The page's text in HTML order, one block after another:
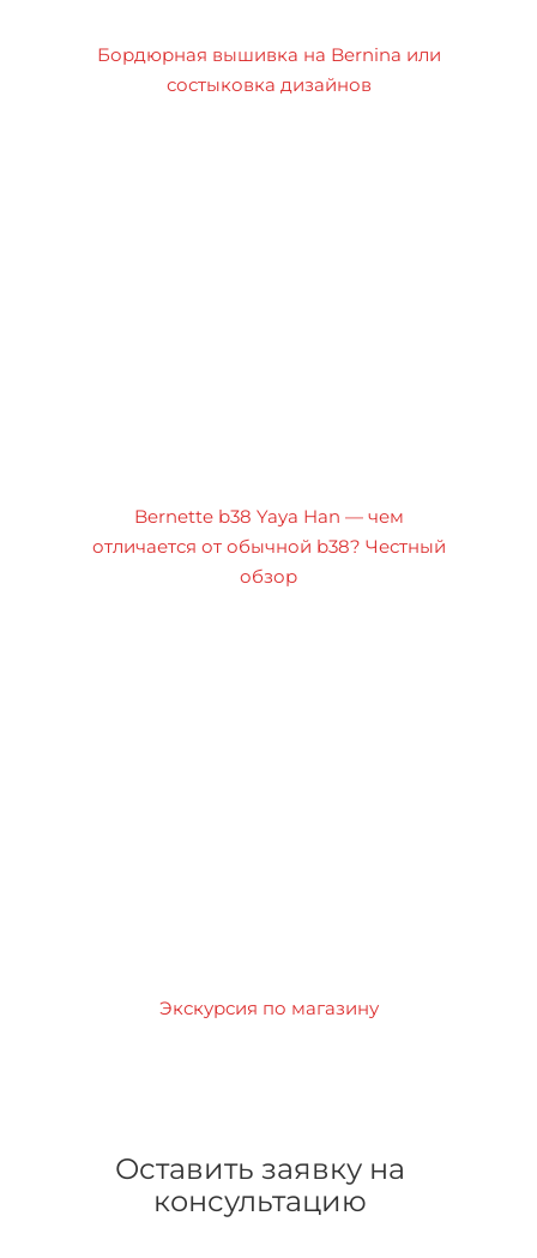
Бордюрная вышивка на Bernina или
состыковка дизайнов
Bernette b38 Yaya Han — чем
отличается от обычной b38? Честный
обзор
Экскурсия по магазину
Оставить заявку на
консультацию